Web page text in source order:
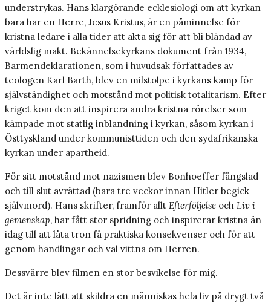
understrykas. Hans klargörande ecklesiologi om att kyrkan
bara har en Herre, Jesus Kristus, är en påminnelse för
kristna ledare i alla tider att akta sig för att bli bländad av
världslig makt. Bekännelsekyrkans dokument från 1934,
Barmendeklarationen, som i huvudsak författades av
teologen Karl Barth, blev en milstolpe i kyrkans kamp för
självständighet och motstånd mot politisk totalitarism. Efter
kriget kom den att inspirera andra kristna rörelser som
kämpade mot statlig inblandning i kyrkan, såsom kyrkan i
Östtyskland under kommunisttiden och den sydafrikanska
kyrkan under apartheid.
För sitt motstånd mot nazismen blev Bonhoeffer fängslad
och till slut avrättad (bara tre veckor innan Hitler begick
självmord). Hans skrifter, framför allt Efterföljelse och Liv i
gemenskap, har fått stor spridning och inspirerar kristna än
idag till att låta tron få praktiska konsekvenser och för att
genom handlingar och val vittna om Herren.
Dessvärre blev filmen en stor besvikelse för mig.
Det är inte lätt att skildra en människas hela liv på drygt två